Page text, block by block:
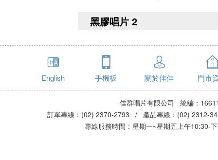
黑膠唱片 2
English 手機板 關於佳佳 門市
佳群唱片有限公司 統編：
訂單專線：(02) 2370-2793 / 產品專線：(02)
專線服務時間：星期一~星期五上午10:30-